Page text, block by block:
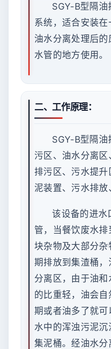
SGY-B型隔
系统，适合安装在
油水分离处理后
水管的地方使用。
二、工作原理：
SGY-B型隔
污区、油水分离
排污区、污水提
泥装置、污水排放
该设备的进水
管，当餐饮废水
块杂物及大部分
期排放到集渣桶
分离区，由于油
的比重轻，油会
期或者油多了就
水中的浑浊污泥
集泥桶。经油水